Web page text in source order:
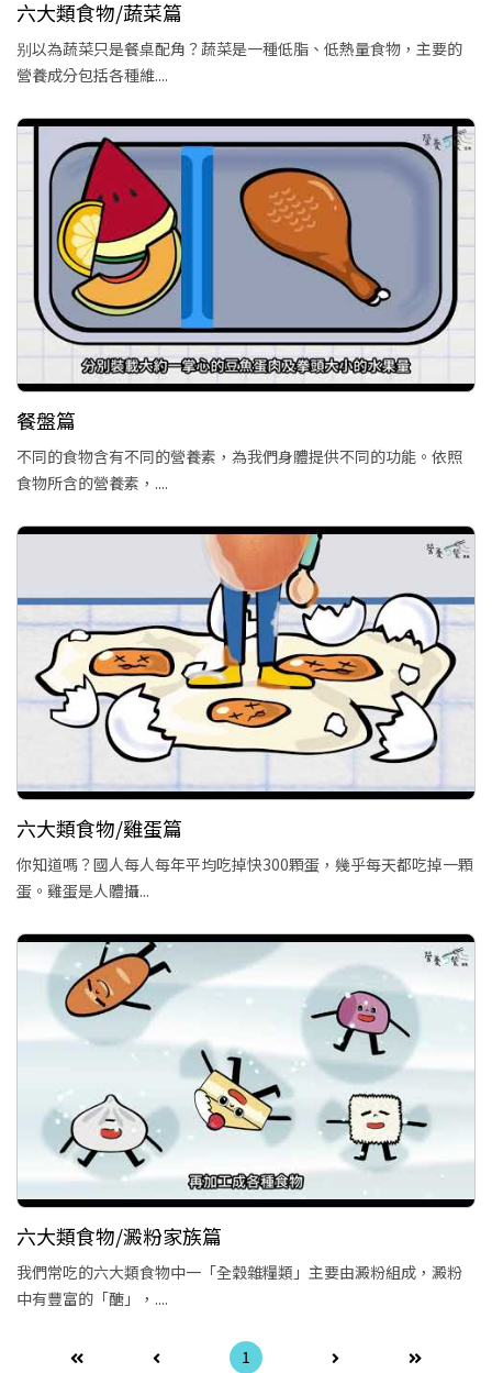
六大類食物/蔬菜篇
别以為蔬菜只是餐桌配角？蔬菜是一種低脂、低熱量食物，主要的
營養成分包括各種維....
餐盤篇
不同的食物含有不同的營養素，為我們身體提供不同的功能。依照
食物所含的營養素，....
六大類食物/雞蛋篇
你知道嗎？國人每人每年平均吃掉快300顆蛋，幾乎每天都吃掉一顆
蛋。雞蛋是人體攝...
六大類食物/澱粉家族篇
我們常吃的六大類食物中一「全穀雜糧類」主要由澱粉組成，澱粉
中有豐富的「醣」，....
1